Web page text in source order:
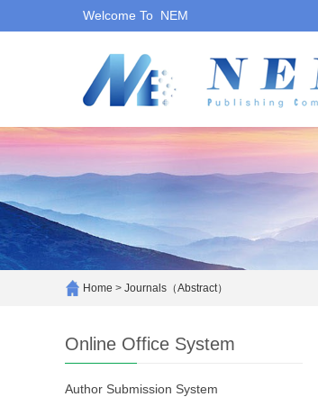
Welcome To NEM
Home > Journals（Abstract）
Online Office System
Author Submission System